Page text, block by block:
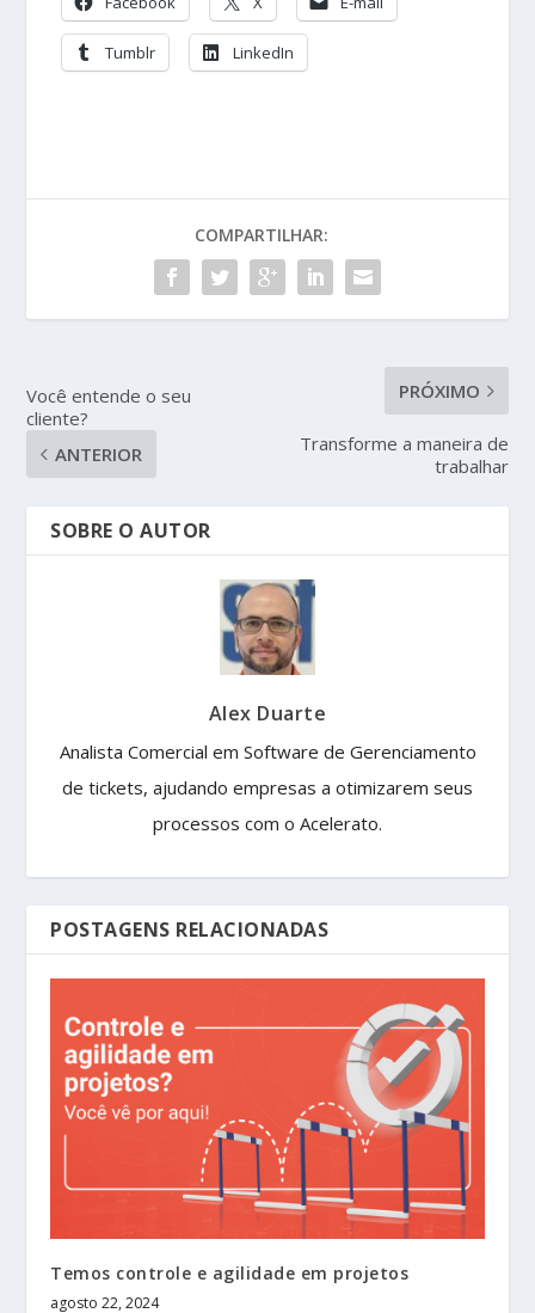
Tumblr LinkedIn
COMPARTILHAR:
Você entende o seu
cliente?
ANTERIOR
PRÓXIMO
Transforme a maneira de
trabalhar
SOBRE O AUTOR
Alex Duarte
Analista Comercial em Software de Gerenciamento
de tickets, ajudando empresas a otimizarem seus
processos com o Acelerato.
POSTAGENS RELACIONADAS
Temos controle e agilidade em projetos
agosto 22, 2024